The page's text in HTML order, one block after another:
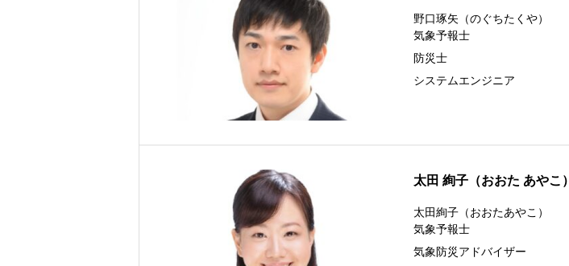
野口琢矢（のぐちたくや）
気象予報士
防災士
システムエンジニア
太田 絢子（おおた あやこ）
太田絢子（おおたあやこ）
気象予報士
気象防災アドバイザー